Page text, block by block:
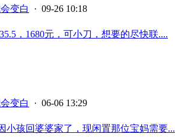
变白
· 09-26 10:18
，1680元，可小刀，想要的尽快联....
变白
· 06-06 13:29
小孩回婆婆家了，现闲置那位宝妈需要...